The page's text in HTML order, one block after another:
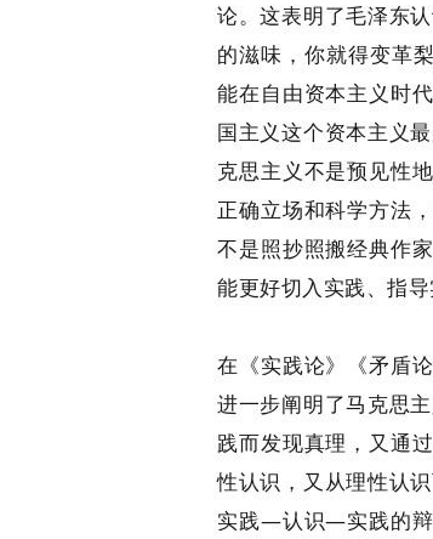
论。这表明了毛泽东
的滋味，你就得变革
能在自由资本主义时
国主义这个资本主义
克思主义不是预见性
正确立场和科学方法
不是照抄照搬经典作
能更好切入实践、指
在《实践论》《矛盾
进一步阐明了马克思
践而发现真理，又通
性认识，又从理性认
实践—认识—实践的辩